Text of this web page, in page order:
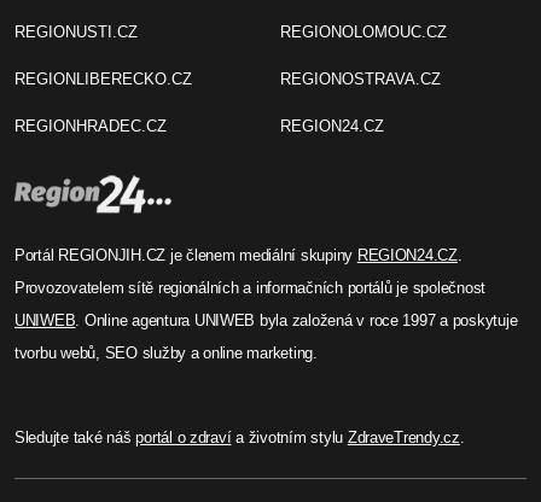
REGIONUSTI.CZ
REGIONLIBERECKO.CZ
REGIONHRADEC.CZ
REGIONOLOMOUC.CZ
REGIONOSTRAVA.CZ
REGION24.CZ
Portál REGIONJIH.CZ je členem mediální skupiny REGION24.CZ.
Provozovatelem sítě regionálních a informačních portálů je společnost
UNIWEB . Online agentura UNIWEB byla založená v roce 1997 a poskytuje
tvorbu webů, SEO služby a online marketing.
Sledujte také nášportál o zdravía životním stylu ZdraveTrendy.cz